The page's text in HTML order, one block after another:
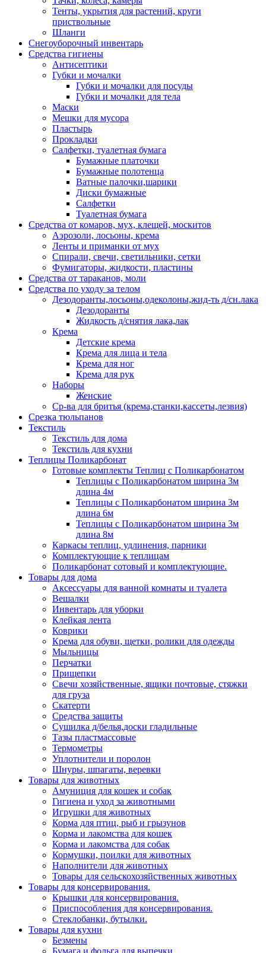
Тенты, укрытия для растений, круги
приствольные
Шланги
Снегоуборочный инвентарь
Средства гигиены
Антисептики
Губки и мочалки
Губки и мочалки для посуды
Губки и мочалки для тела
Маски
Мешки для мусора
Пластырь
Прокладки
Салфетки, туалетная бумага
Бумажные платочки
Бумажные полотенца
Ватные палочки,шарики
Диски бумажные
Салфетки
Туалетная бумага
Средства от комаров, мух, клещей, москитов
Аэрозоли, лосьоны, крема
Ленты и приманки от мух
Спирали, свечи, светильники, сетки
Фумигаторы, жидкости, пластины
Средства от тараканов, моли
Средства по уходу за телом
Дезодоранты,лосьоны,одеколоны,жид-ть д/сн.лака
Дезодоранты
Жидкость д/снятия лака,лак
Крема
Детские крема
Крема для лица и тела
Крема для ног
Крема для рук
Наборы
Женские
Ср-ва для бритья (крема,станки,кассеты,лезвия)
Срезка тюльпанов
Текстиль
Текстиль для дома
Текстиль для кухни
Теплицы Поликарбонат
Готовые комплекты Теплиц с Поликарбонатом
Теплицы с Поликарбонатом ширина 3м
длина 4м
Теплицы с Поликарбонатом ширина 3м
длина 6м
Теплицы с Поликарбонатом ширина 3м
длина 8м
Каркасы теплиц, удлинения, парники
Комплектующие к теплицам
Поликарбонат сотовый и комплектующие.
Товары для дома
Аксессуары для ванной комнаты и туалета
Вешалки
Инвентарь для уборки
Клейкая лента
Коврики
Крема для обуви, щетки, ролики для одежды
Мыльницы
Перчатки
Прищепки
Свечи хозяйственные, ящики почтовые, стяжки
для груза
Скатерти
Средства защиты
Сушилка д/белья,доски гладильные
Тазы пластмассовые
Термометры
Уплотнители и поролон
Шнуры, шпагаты, веревки
Товары для животных
Амуниция для кошек и собак
Гигиена и уход за животными
Игрушки для животных
Корма для птиц, рыб и грызунов
Корма и лакомства для кошек
Корма и лакомства для собак
Кормушки, поилки для животных
Наполнители для животных
Товары для сельскохозяйственных животных
Товары для консервирования.
Крышки для консервирования.
Приспособления для консервирования.
Стеклобанки, бутылки.
Товары для кухни
Безмены
Бумага и фольга для выпечки